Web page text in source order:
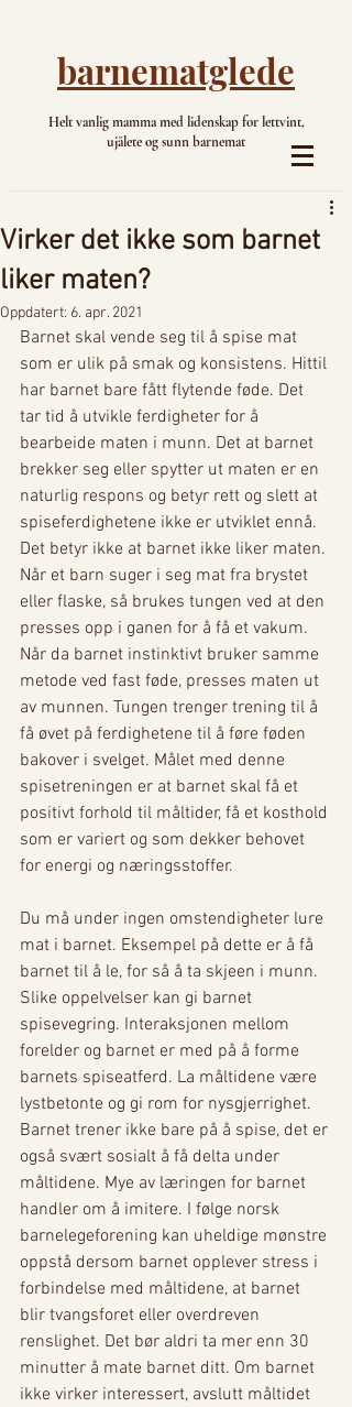
barnematglede
Helt vanlig mamma med lidenskap for lettvint,
ujålete og sunn barnemat
Virker det ikke som barnet
liker maten?
Oppdatert: 6. apr. 2021
Barnet skal vende seg til å spise mat
som er ulik på smak og konsistens. Hittil
har barnet bare fått flytende føde. Det
tar tid å utvikle ferdigheter for å
bearbeide maten i munn. Det at barnet
brekker seg eller spytter ut maten er en
naturlig respons og betyr rett og slett at
spiseferdighetene ikke er utviklet ennå.
Det betyr ikke at barnet ikke liker maten.
Når et barn suger i seg mat fra brystet
eller flaske, så brukes tungen ved at den
presses opp i ganen for å få et vakum.
Når da barnet instinktivt bruker samme
metode ved fast føde, presses maten ut
av munnen. Tungen trenger trening til å
få øvet på ferdighetene til å føre føden
bakover i svelget. Målet med denne
spisetreningen er at barnet skal få et
positivt forhold til måltider, få et kosthold
som er variert og som dekker behovet
for energi og næringsstoffer.
Du må under ingen omstendigheter lure
mat i barnet. Eksempel på dette er å få
barnet til å le, for så å ta skjeen i munn.
Slike oppelvelser kan gi barnet
spisevegring. Interaksjonen mellom
forelder og barnet er med på å forme
barnets spiseatferd. La måltidene være
lystbetonte og gi rom for nysgjerrighet.
Barnet trener ikke bare på å spise, det er
også svært sosialt å få delta under
måltidene. Mye av læringen for barnet
handler om å imitere. I følge norsk
barnelegeforening kan uheldige mønstre
oppstå dersom barnet opplever stress i
forbindelse med måltidene, at barnet
blir tvangsforet eller overdreven
renslighet. Det bør aldri ta mer enn 30
minutter å mate barnet ditt. Om barnet
ikke virker interessert, avslutt måltidet